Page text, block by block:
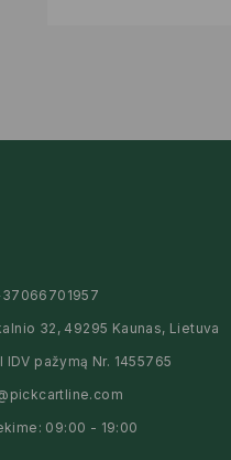
32, 49295 Kaunas, Lietuva
IDV pažymą Nr. 1455765
09:00 - 19:00